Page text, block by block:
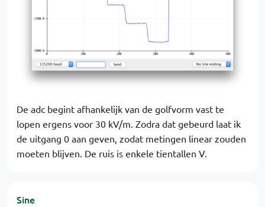
De adc begint afhankelijk van de golfvorm vast te
lopen ergens voor 30 kV/m. Zodra dat gebeurd laat ik
de uitgang 0 aan geven, zodat metingen linear zouden
moeten blijven. De ruis is enkele tientallen V.
Sine